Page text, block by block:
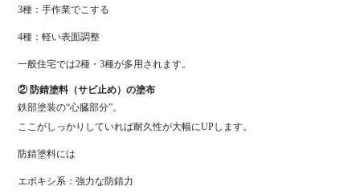
3種：手作業でこする
4種：軽い表面調整
一般住宅では2種・3種が多用されます。
② 防錆塗料（サビ止め）の塗布
鉄部塗装の“心臓部分”。
ここがしっかりしていれば耐久性が大幅にUPします。
防錆塗料には
エポキシ系：強力な防錆力